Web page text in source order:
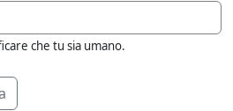
che tu sia umano.